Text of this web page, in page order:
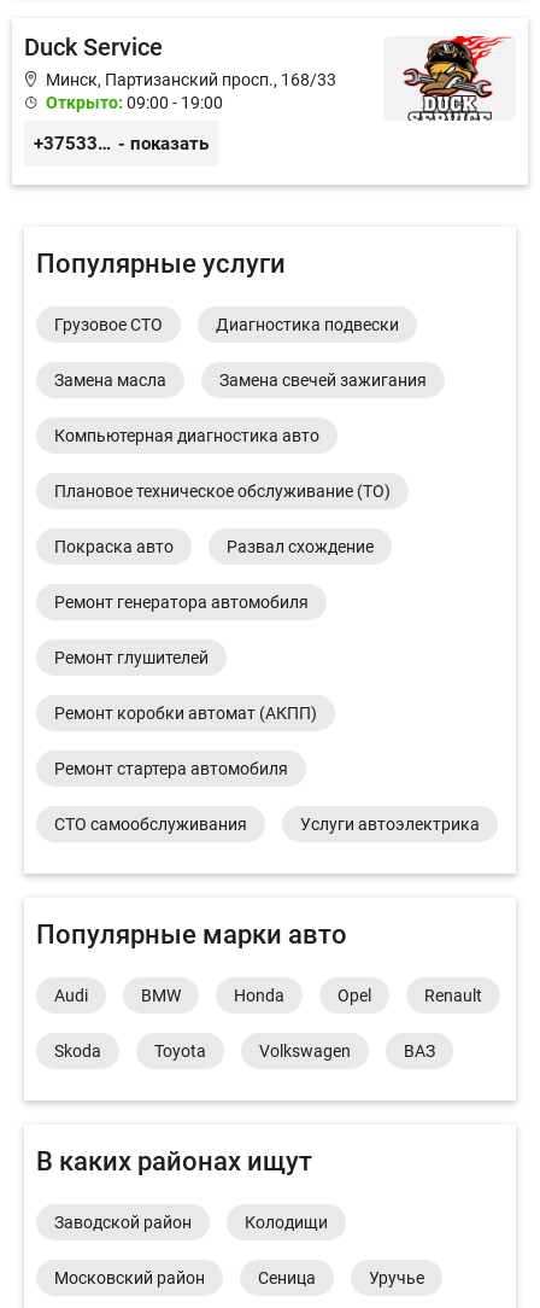
Duck Service
Минск, Партизанский просп., 168/33
Открыто: 09:00 - 19:00
+375333416710 - показать
Популярные услуги
Грузовое СТО Диагностика подвески
Замена масла Замена свечей зажигания
Компьютерная диагностика авто
Плановое техническое обслуживание (ТО)
Покраска авто Развал схождение
Ремонт генератора автомобиля
Ремонт глушителей
Ремонт коробки автомат (АКПП)
Ремонт стартера автомобиля
СТО самообслуживания Услуги автоэлектрика
Популярные марки авто
Audi BMW Honda Opel Renault
Skoda Toyota Volkswagen ВАЗ
В каких районах ищут
Заводской район Колодищи
Московский район Сеница Уручье